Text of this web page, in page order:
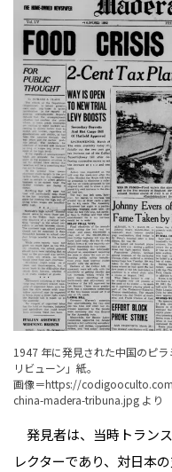
1947 年に発見された中国のピ
リビューン」紙。
画像＝https://
china-madera-tribuna.jpg より
発見者は、当時トラン
レクターであり、対日本